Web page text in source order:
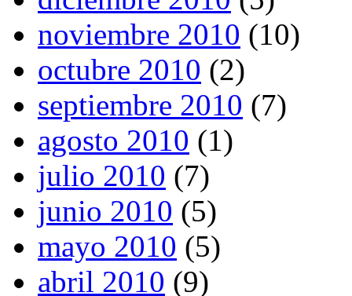
noviembre 2010 (10)
octubre 2010 (2)
septiembre 2010 (7)
agosto 2010 (1)
julio 2010 (7)
junio 2010 (5)
mayo 2010 (5)
abril 2010 (9)